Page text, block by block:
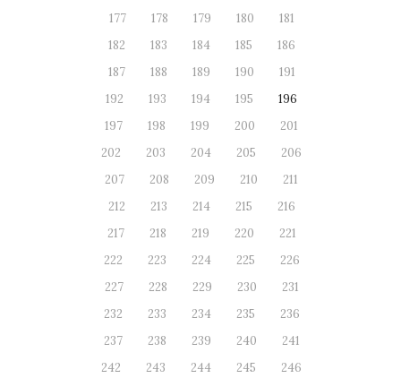
177
178 179 180
181
182
183 184 185
186
187
188 189 190
191
192
193 194 195
196
197
198 199 200
201
202
203 204 205
206
207
208 209 210
211
212
213 214 215
216
217
218 219 220
221
222
223 224 225
226
227
228 229 230
231
232
233 234 235
236
237
238 239 240
241
242
243 244 245
246